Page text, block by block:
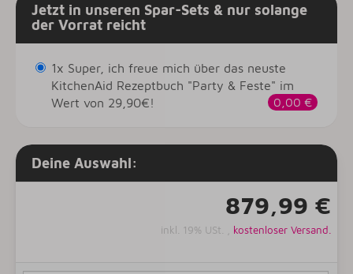
Jetzt in unseren Spar-Sets & nur solange
der Vorrat reicht
1x Super, ich freue mich über das neuste
KitchenAid Rezeptbuch "Party & Feste" im
Wert von 29,90€!
0,00 €
Deine Auswahl:
879,99 €
inkl. 19% USt. , kostenloser Versand.